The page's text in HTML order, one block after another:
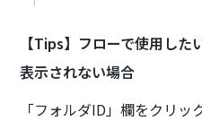
【Tips】フローで使用し
表示されない場合
「フォルダID」欄をクリ